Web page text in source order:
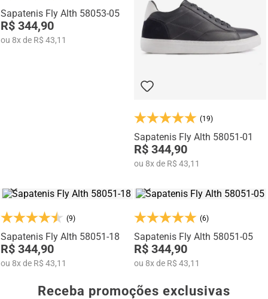
Sapatenis Fly Alth 58053-05
R$ 344,90
ou 8xde R$ 43,11
(19)
Sapatenis Fly Alth 58051-01
R$ 344,90
ou 8xde R$ 43,11
(9)
Sapatenis Fly Alth 58051-18
R$ 344,90
ou 8xde R$ 43,11
(6)
Sapatenis Fly Alth 58051-05
R$ 344,90
ou 8xde R$ 43,11
Receba promoções exclusivas